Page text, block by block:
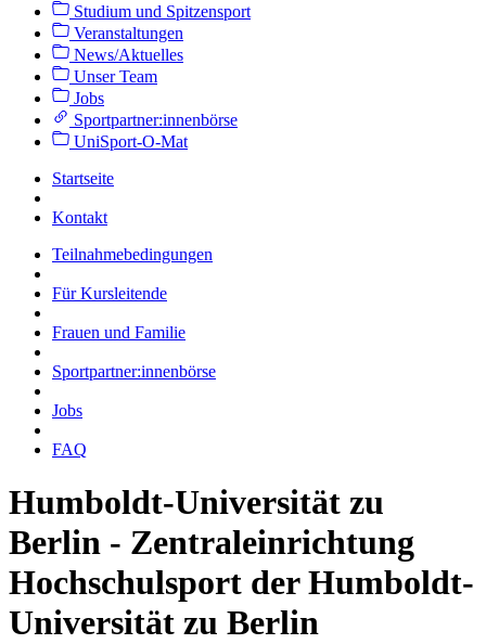
Studium und Spitzensport
Veranstaltungen
News/Aktuelles
Unser Team
Jobs
Sportpartner:innenbörse
UniSport-O-Mat
Startseite
Kontakt
Teilnahmebedingungen
Für Kursleitende
Frauen und Familie
Sportpartner:innenbörse
Jobs
FAQ
Humboldt-Universität zu
Berlin - Zentraleinrichtung
Hochschulsport der Humboldt-
Universität zu Berlin